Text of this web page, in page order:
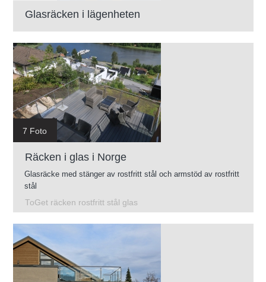
Glasräcken i lägenheten
7 Foto
Räcken i glas i Norge
Glasräcke med stänger av rostfritt stål och armstöd av rostfritt
stål
ToGet räcken rostfritt stål glas